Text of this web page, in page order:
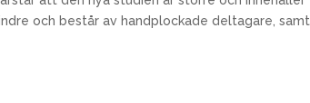
och består av handplockade deltagare, samt